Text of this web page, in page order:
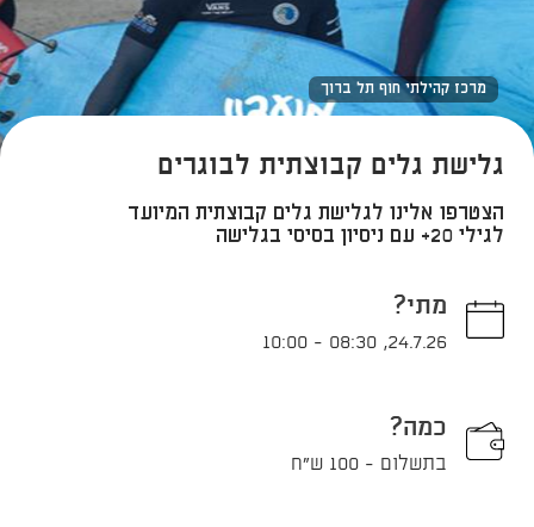
מרכז קהילתי חוף תל ברוך
גלישת גלים קבוצתית לבוגרים
הצטרפו אלינו לגלישת גלים קבוצתית המיועד
לגילי 20+ עם ניסיון בסיסי בגלישה
מתי?
24.7.26
,
08:30
-
10:00
כמה?
בתשלום - 100 ש"ח